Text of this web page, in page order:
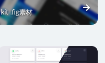
.fig素材